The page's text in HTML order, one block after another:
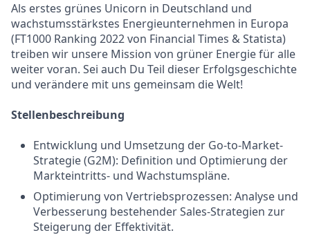
Als erstes grünes Unicorn in Deutschland und
wachstumsstärkstes Energieunternehmen in Europa
(FT1000 Ranking 2022 von Financial Times & Statista)
treiben wir unsere Mission von grüner Energie für alle
weiter voran. Sei auch Du Teil dieser Erfolgsgeschichte
und verändere mit uns gemeinsam die Welt!
Stellenbeschreibung
Entwicklung und Umsetzung der Go-to-Market-
Strategie (G2M): Definition und Optimierung der
Markteintritts- und Wachstumspläne.
Optimierung von Vertriebsprozessen: Analyse und
Verbesserung bestehender Sales-Strategien zur
Steigerung der Effektivität.